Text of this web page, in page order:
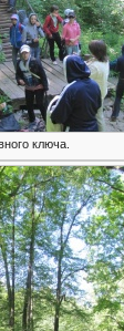
ключа.